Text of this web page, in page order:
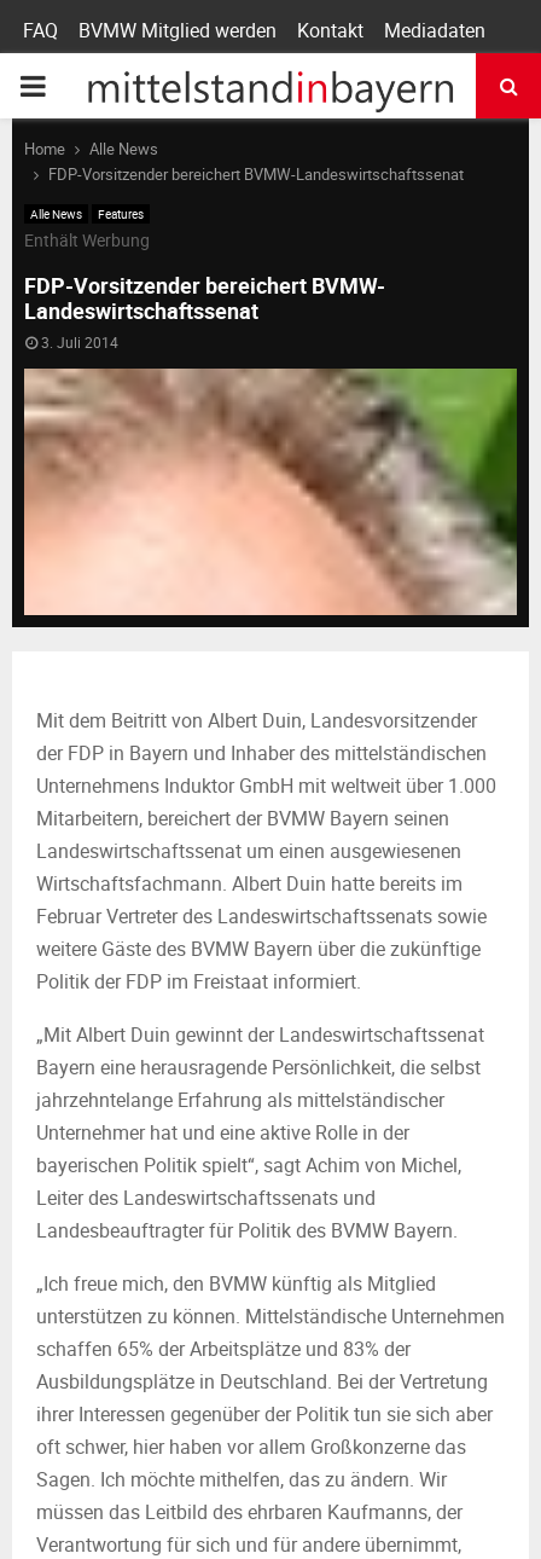
FAQ BVMW Mitglied werden Kontakt Mediadaten
P
R
M
A
R
M
E
U
Home
Alle News
FDP-Vorsitzender bereichert BVMW-Landeswirtschaftssenat
Alle News Features
Enthält Werbung
FDP-Vorsitzender bereichert BVMW-
Landeswirtschaftssenat
3. Juli 2014
Mit dem Beitritt von Albert Duin, Landesvorsitzender
der FDP in Bayern und Inhaber des mittelständischen
Unternehmens Induktor GmbH mit weltweit über 1.000
Mitarbeitern, bereichert der BVMW Bayern seinen
Landeswirtschaftssenat um einen ausgewiesenen
Wirtschaftsfachmann. Albert Duin hatte bereits im
Februar Vertreter des Landeswirtschaftssenats sowie
weitere Gäste des BVMW Bayern über die zukünftige
Politik der FDP im Freistaat informiert.
„Mit Albert Duin gewinnt der Landeswirtschaftssenat
Bayern eine herausragende Persönlichkeit, die selbst
jahrzehntelange Erfahrung als mittelständischer
Unternehmer hat und eine aktive Rolle in der
bayerischen Politik spielt“, sagt Achim von Michel,
Leiter des Landeswirtschaftssenats und
Landesbeauftragter für Politik des BVMW Bayern.
„Ich freue mich, den BVMW künftig als Mitglied
unterstützen zu können. Mittelständische Unternehmen
schaffen 65% der Arbeitsplätze und 83% der
Ausbildungsplätze in Deutschland. Bei der Vertretung
ihrer Interessen gegenüber der Politik tun sie sich aber
oft schwer, hier haben vor allem Großkonzerne das
Sagen. Ich möchte mithelfen, das zu ändern. Wir
müssen das Leitbild des ehrbaren Kaufmanns, der
Verantwortung für sich und für andere übernimmt,